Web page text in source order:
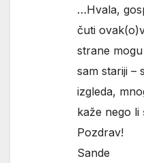
…Hvala,
čuti
strane
sam stariji –
izgleda,
kaže nego li
Pozdrav!
Sande